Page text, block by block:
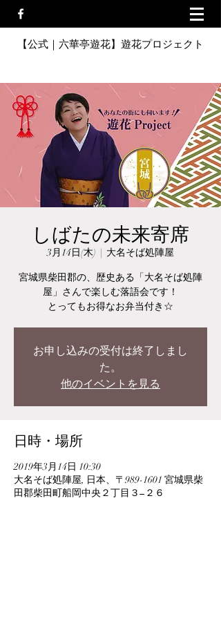
【公式｜六華亭遊花】遊花プロジェクト
しばたの未来寄席
3月14日(木)
  |
大名そば処陣屋
宮城県柴田郡の、歴史ある「大名そば処陣
屋」さんで楽しむ落語会です！
とってもお得なお弁当付き☆
お申し込みの受付は終了しまし
た。
他のイベントを見る
日時・場所
2019年3月14日 10:30
大名そば処陣屋, 日本、〒989-1601 宮城県柴
田郡柴田町船岡中央２丁目３−２６